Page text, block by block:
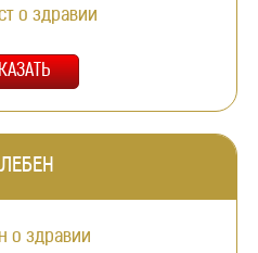
о здравии
о здравии